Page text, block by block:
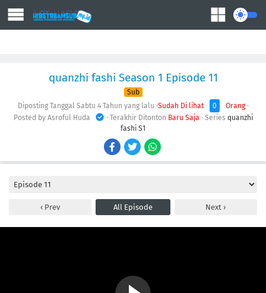
quanzhi fashi Season 1 Episode 11
Sub
Diposting Tanggal Sabtu 4 Tahun yang lalu ·Sudah Di lihat 0 Orang·
Posted by Asroful Huda
· Terakhir Ditonton Baru Saja · Series quanzhi
fashi S1
Prev All Episode Next